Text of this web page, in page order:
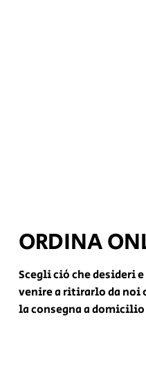
ORDINA
Scegli ciò che desideri
venire a ritirarlo da noi
la consegna a domicilio